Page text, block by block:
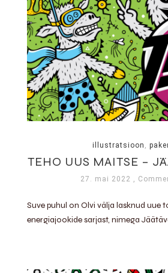
illustratsioon ,
TEHO UUS MAITSE –
27. mai 2022 ,
Suve puhul on Olvi välja lasknud uue
energiajookide sarjast, nimega